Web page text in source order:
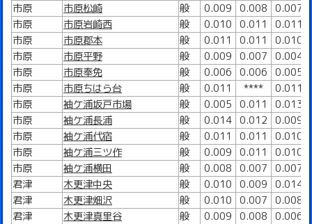
市原
市原松崎 般 0.009 0.008 0.007
市原
市原岩崎西 般 0.010 0.011 0.011
市原
市原郡本 般 0.011 0.011 0.010
市原
市原平野 般 0.009 0.007 0.004
市原
市原奉免 般 0.006 0.006 0.005
市原
市原ちはら台 般 0.011 **** 0.011
市原
袖ケ浦坂戸市場 般 0.005 0.011 0.013
市原
袖ケ浦長浦 般 0.014 0.012 0.009
市原
袖ケ浦代宿 般 0.011 0.011 0.010
市原
袖ケ浦三ツ作 般 0.009 0.011 0.010
市原
袖ケ浦横田 般 0.008 0.007 0.007
君津
木更津中央 般 0.010 0.009 0.014
君津
木更津畑沢 般 0.010 0.007 0.008
君津
木更津真里谷 般 0.009 0.008 0.006